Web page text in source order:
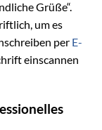
Grüße“.
um es
per E-
einscannen